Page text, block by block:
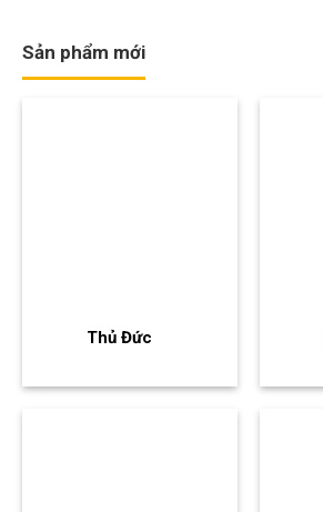
Sản phẩm mới
Thủ Đức